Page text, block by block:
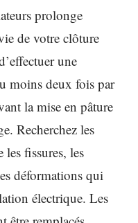
prolonge
de votre clôture
une
moins deux fois par
la mise en pâture
Recherchez les
les fissures, les
déformations qui
électrique. Les